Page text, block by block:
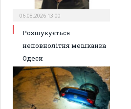
06.08.2026 13:00
Розшукується
неповнолітня мешканка
Одеси